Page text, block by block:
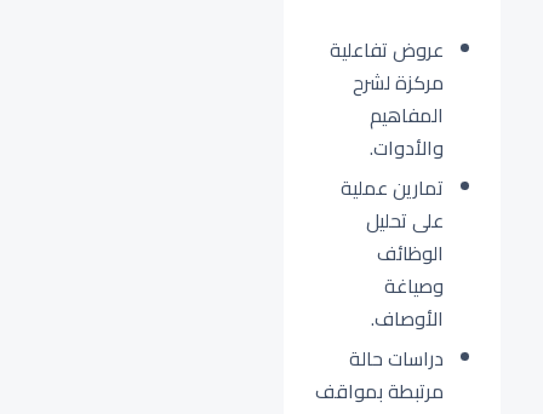
عروض تفاعلية
مركزة لشرح
المفاهيم
والأدوات.
تمارين عملية
على تحليل
الوظائف
وصياغة
الأوصاف.
دراسات حالة
مرتبطة بمواقف